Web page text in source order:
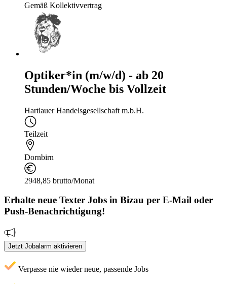
Gemäß Kollektivvertrag
Optiker*in (m/w/d) - ab 20
Stunden/Woche bis Vollzeit
Hartlauer Handelsgesellschaft m.b.H.
Teilzeit
Dornbirn
2948,85 brutto/Monat
Erhalte neue Texter Jobs in Bizau per E-Mail oder
Push-Benachrichtigung!
Jetzt Jobalarm aktivieren
Verpasse nie wieder neue, passende Jobs